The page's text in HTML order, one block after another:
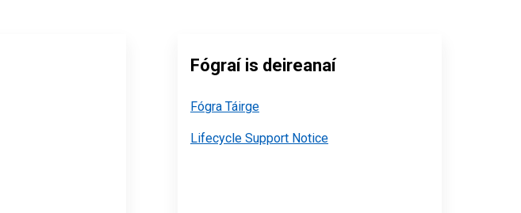
Fógraí is deireanaí
Fógra Táirge
Lifecycle Support Notice